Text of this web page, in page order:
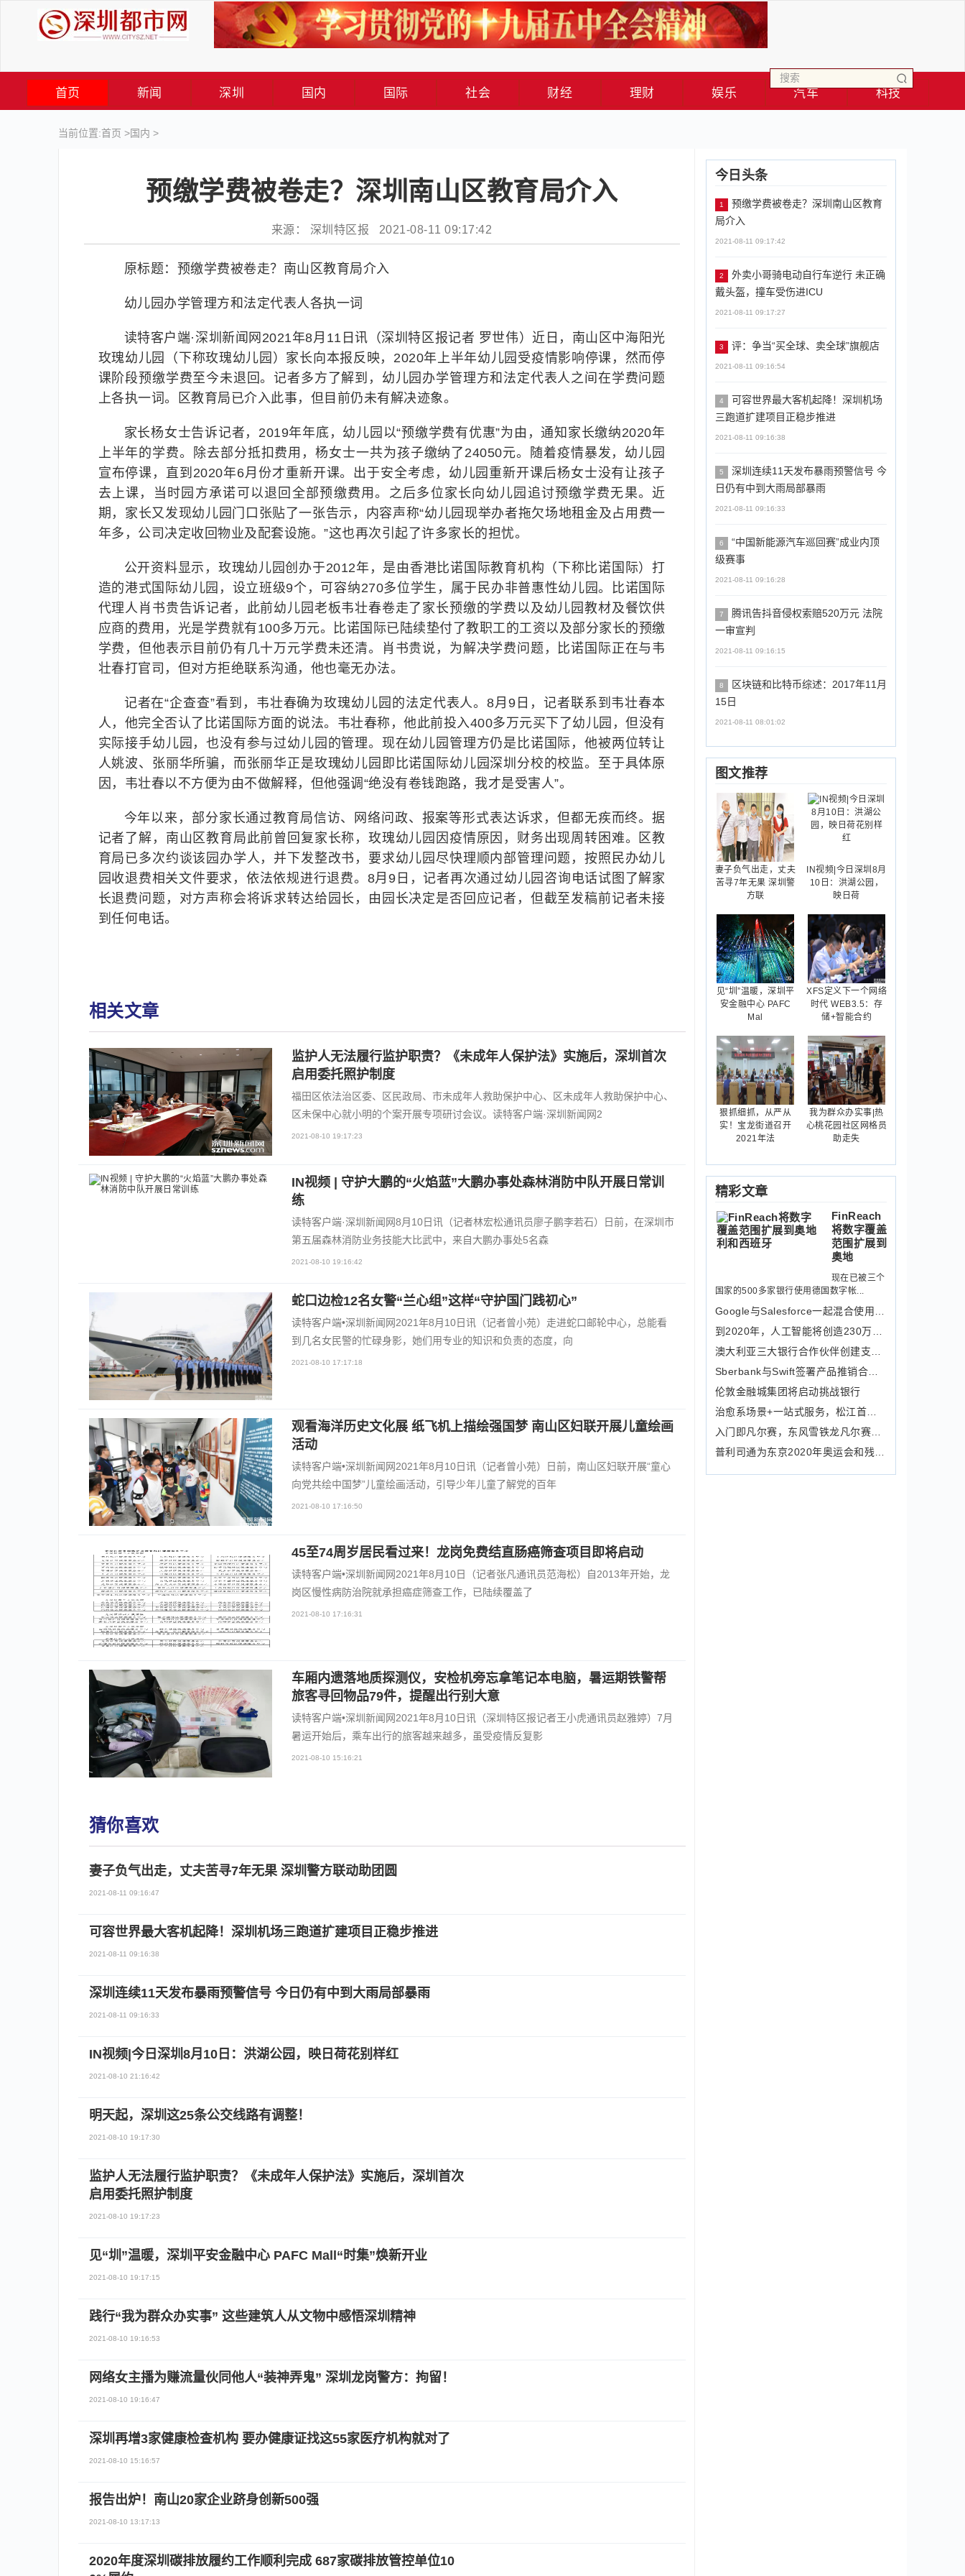
首页 新闻 深圳 国内 国际 社会 财经 理财 娱乐 汽车 科技
当前位置:首页 >国内 >
预缴学费被卷走？深圳南山区教育局介入
来源： 深圳特区报 2021-08-11 09:17:42
原标题：预缴学费被卷走？南山区教育局介入
幼儿园办学管理方和法定代表人各执一词
读特客户端·深圳新闻网2021年8月11日讯（深圳特区报记者 罗世伟）近日，南山区中海阳光
玫瑰幼儿园（下称玫瑰幼儿园）家长向本报反映，2020年上半年幼儿园受疫情影响停课，然而停
课阶段预缴学费至今未退回。记者多方了解到，幼儿园办学管理方和法定代表人之间在学费问题
上各执一词。区教育局已介入此事，但目前仍未有解决迹象。
家长杨女士告诉记者，2019年年底，幼儿园以“预缴学费有优惠”为由，通知家长缴纳2020年
上半年的学费。除去部分抵扣费用，杨女士一共为孩子缴纳了24050元。随着疫情暴发，幼儿园
宣布停课，直到2020年6月份才重新开课。出于安全考虑，幼儿园重新开课后杨女士没有让孩子
去上课，当时园方承诺可以退回全部预缴费用。之后多位家长向幼儿园追讨预缴学费无果。近
期，家长又发现幼儿园门口张贴了一张告示，内容声称“幼儿园现举办者拖欠场地租金及占用费一
年多，公司决定收回物业及配套设施。”这也再次引起了许多家长的担忧。
公开资料显示，玫瑰幼儿园创办于2012年，是由香港比诺国际教育机构（下称比诺国际）打
造的港式国际幼儿园，设立班级9个，可容纳270多位学生，属于民办非普惠性幼儿园。比诺国际
代理人肖书贵告诉记者，此前幼儿园老板韦壮春卷走了家长预缴的学费以及幼儿园教材及餐饮供
应商的费用，光是学费就有100多万元。比诺国际已陆续垫付了教职工的工资以及部分家长的预缴
学费，但他表示目前仍有几十万元学费未还清。肖书贵说，为解决学费问题，比诺国际正在与韦
壮春打官司，但对方拒绝联系沟通，他也毫无办法。
记者在“企查查”看到，韦壮春确为玫瑰幼儿园的法定代表人。8月9日，记者联系到韦壮春本
人，他完全否认了比诺国际方面的说法。韦壮春称，他此前投入400多万元买下了幼儿园，但没有
实际接手幼儿园，也没有参与过幼儿园的管理。现在幼儿园管理方仍是比诺国际，他被两位转让
人姚波、张丽华所骗，而张丽华正是玫瑰幼儿园即比诺国际幼儿园深圳分校的校监。至于具体原
因，韦壮春以不方便为由不做解释，但他强调“绝没有卷钱跑路，我才是受害人”。
今年以来，部分家长通过教育局信访、网络问政、报案等形式表达诉求，但都无疾而终。据
记者了解，南山区教育局此前曾回复家长称，玫瑰幼儿园因疫情原因，财务出现周转困难。区教
育局已多次约谈该园办学人，并下发整改书，要求幼儿园尽快理顺内部管理问题，按照民办幼儿
园收退费相关文件要求，依法依规进行退费。8月9日，记者再次通过幼儿园咨询电话试图了解家
长退费问题，对方声称会将诉求转达给园长，由园长决定是否回应记者，但截至发稿前记者未接
到任何电话。
相关文章
监护人无法履行监护职责？《未成年人保护法》实施后，深圳首次
启用委托照护制度
福田区依法治区委、区民政局、市未成年人救助保护中心、区未成年人救助保护中心、
区未保中心就小明的个案开展专项研讨会议。读特客户端·深圳新闻网2
2021-08-10 19:17:23
IN视频 | 守护大鹏的“火焰蓝”大鹏办事处森林消防中队开展日常训
练
读特客户端·深圳新闻网8月10日讯（记者林宏松通讯员廖子鹏李若石）日前，在深圳市
第五届森林消防业务技能大比武中，来自大鹏办事处5名森
2021-08-10 19:16:42
​蛇口边检12名女警“兰心组”这样“守护国门践初心”
读特客户端•深圳新闻网2021年8月10日讯（记者曾小苑）走进蛇口邮轮中心，总能看
到几名女民警的忙碌身影，她们用专业的知识和负责的态度，向
2021-08-10 17:17:18
​观看海洋历史文化展 纸飞机上描绘强国梦 南山区妇联开展儿童绘画
活动
读特客户端•深圳新闻网2021年8月10日讯（记者曾小苑）日前，南山区妇联开展“童心
向党共绘中国梦”儿童绘画活动，引导少年儿童了解党的百年
2021-08-10 17:16:50
45至74周岁居民看过来！龙岗免费结直肠癌筛查项目即将启动
读特客户端•深圳新闻网2021年8月10日（记者张凡通讯员范海松）自2013年开始，龙
岗区慢性病防治院就承担癌症筛查工作，已陆续覆盖了
2021-08-10 17:16:31
车厢内遗落地质探测仪，安检机旁忘拿笔记本电脑，暑运期铁警帮
旅客寻回物品79件，提醒出行别大意
读特客户端•深圳新闻网2021年8月10日讯（深圳特区报记者王小虎通讯员赵雅婷）7月
暑运开始后，乘车出行的旅客越来越多，虽受疫情反复影
2021-08-10 15:16:21
猜你喜欢
妻子负气出走，丈夫苦寻7年无果 深圳警方联动助团圆
2021-08-11 09:16:47
可容世界最大客机起降！深圳机场三跑道扩建项目正稳步推进
2021-08-11 09:16:38
深圳连续11天发布暴雨预警信号 ​今日仍有中到大雨局部暴雨
2021-08-11 09:16:33
IN视频|今日深圳8月10日：洪湖公园，映日荷花别样红
2021-08-10 21:16:42
明天起，深圳这25条公交线路有调整！
2021-08-10 19:17:30
监护人无法履行监护职责？《未成年人保护法》实施后，深圳首次
启用委托照护制度
2021-08-10 19:17:23
见“圳”温暖，深圳平安金融中心 PAFC Mall“时集”焕新开业
2021-08-10 19:17:15
践行“我为群众办实事” 这些建筑人从文物中感悟深圳精神
2021-08-10 19:16:53
网络女主播为赚流量伙同他人“装神弄鬼” 深圳龙岗警方：拘留！
2021-08-10 19:16:47
深圳再增3家健康检查机构 要办健康证找这55家医疗机构就对了
2021-08-10 15:16:57
报告出炉！南山20家企业跻身创新500强
2021-08-10 13:17:13
2020年度深圳碳排放履约工作顺利完成 687家碳排放管控单位10
今日头条
1
预缴学费被卷走？深圳南山区教育
局介入
2021-08-11 09:17:42
2
外卖小哥骑电动自行车逆行 未正确
戴头盔，撞车受伤进ICU
2021-08-11 09:17:27
3 评：争当“买全球、卖全球”旗舰店
2021-08-11 09:16:54
4
可容世界最大客机起降！深圳机场
三跑道扩建项目正稳步推进
2021-08-11 09:16:38
5
深圳连续11天发布暴雨预警信号 ​今
日仍有中到大雨局部暴雨
2021-08-11 09:16:33
6
“中国新能源汽车巡回赛”成业内顶
级赛事
2021-08-11 09:16:28
7
腾讯告抖音侵权索赔520万元 法院
一审宣判
2021-08-11 09:16:15
8
区块链和比特币综述：2017年11月
15日
2021-08-11 08:01:02
图文推荐
妻子负气出走，丈夫
苦寻7年无果 深圳警
方联
IN视频|今日深圳8月
10日：洪湖公园，
映日荷
见“圳”温暖，深圳平
安金融中心 PAFC
Mal
XFS定义下一个网络
时代 WEB3.5：存
储+智能合约
狠抓细抓，从严从
实！宝龙街道召开
2021年法
我为群众办实事|热
心桃花园社区网格员
助走失
精彩文章
FinReach
将数字覆盖
范围扩展到
奥地
现在已被三个
国家的500多家银行使用德国数字帐...
伦敦金融城集团将启动挑战银行